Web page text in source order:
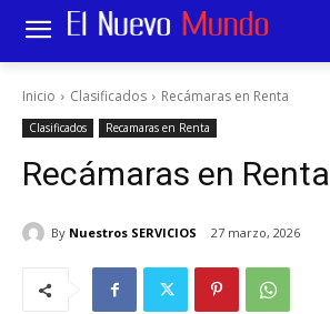
Inicio Clasificados Recámaras en Renta
Clasificados Recamaras en Renta
Recámaras en Renta
By Nuestros SERVICIOS 27 marzo, 2026